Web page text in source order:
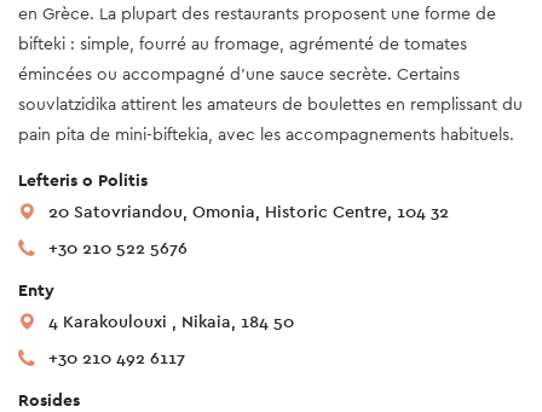
en Grèce. La plupart des restaurants proposent une forme de
bifteki : simple, fourré au fromage, agrémenté de tomates
émincées ou accompagné d’une sauce secrète. Certains
souvlatzidika attirent les amateurs de boulettes en remplissant du
pain pita de mini-biftekia, avec les accompagnements habituels.
Lefteris o Politis
20 Satovriandou, Omonia, Historic Centre, 104 32
+30 210 522 5676
Enty
4 Karakoulouxi , Nikaia, 184 50
+30 210 492 6117
Rosides